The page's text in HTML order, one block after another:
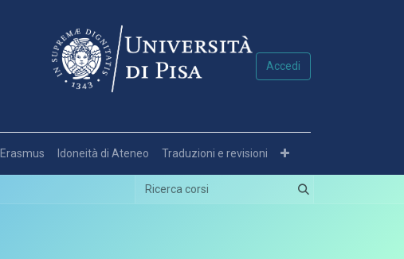
Accedi
Erasmus Idoneità di Ateneo Traduzioni e revisioni